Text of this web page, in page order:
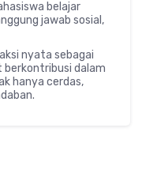
belajar
jawab sosial,
nyata sebagai
berkontribusi dalam
hanya cerdas,